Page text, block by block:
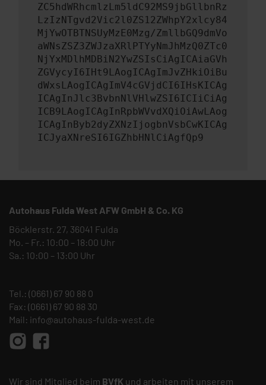
ZC5hdWRhcmlzLm5ldC92MS9jbGllbnRz
LzIzNTgvd2Vic2l0ZS12ZWhpY2xlcy84
MjYwOTBTNSUyMzE0Mzg/ZmllbGQ9dmVo
aWNsZSZ3ZWJzaXRlPTYyNmJhMzQ0ZTc0
NjYxMDlhMDBiN2YwZSIsCiAgICAiaGVh
ZGVycyI6IHt9LAogICAgImJvZHkiOiBu
dWxsLAogICAgImV4cGVjdCI6IHsKICAg
ICAgInJlc3BvbnNlVHlwZSI6ICIiCiAg
ICB9LAogICAgInRpbWVvdXQiOiAwLAog
ICAgInByb2dyZXNzIjogbnVsbCwKICAg
ICJyaXNreSI6IGZhbHNlCiAgfQp9
Autohaus Fulda West AFW GmbH & Co. KG
Böcklerstr. 27, 36041 Fulda
Mo. – Fr.: 10:00 – 18:00 Uhr
Sa.: 10:00 – 13:00 Uhr
Tel.: (0661) 67 90 88 0
Fax: (0661) 67 90 88 30
Mail: info@autohaus-fulda-west.de
Wir sind Mitglied beim BVfK und arbeiten mit unserem